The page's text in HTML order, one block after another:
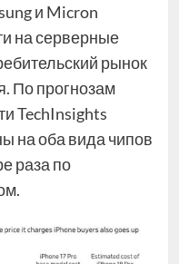
и Micron
на серверные
рынок
По прогнозам
TechInsights
на оба вида чипов
раза по